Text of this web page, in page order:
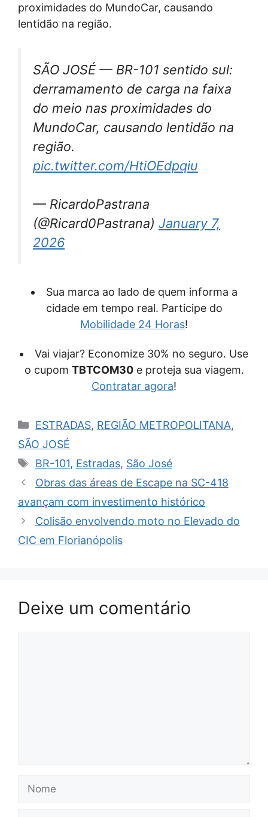
proximidades do MundoCar, causando
lentidão na região.
SÃO JOSÉ — BR-101 sentido sul:
derramamento de carga na faixa
do meio nas proximidades do
MundoCar, causando lentidão na
região.
pic.twitter.com/HtiOEdpqiu
— RicardoPastrana
(@Ricard0Pastrana) January 7,
2026
Sua marca ao lado de quem informa a
cidade em tempo real. Participe do
Mobilidade 24 Horas!
Vai viajar? Economize 30% no seguro. Use
o cupom TBTCOM30e proteja sua viagem.
Contratar agora!
Categorias
ESTRADAS, REGIÃO METROPOLITANA,
SÃO JOSÉ
Tags
BR-101, Estradas, São José
Obras das áreas de Escape na SC-418
avançam com investimento histórico
Colisão envolvendo moto no Elevado do
CIC em Florianópolis
Deixe um comentário
Nome